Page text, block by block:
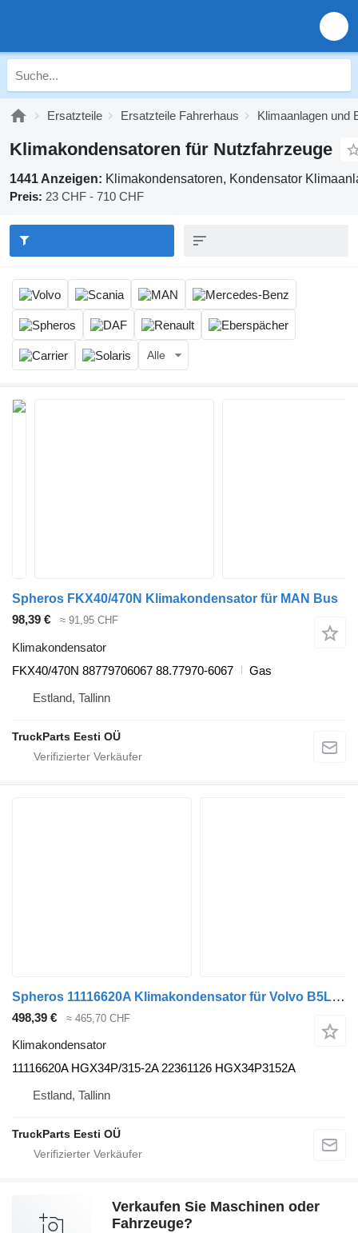
Ersatzteile Ersatzteile Fahrerhaus Klimaanlagen und
Klimakondensatoren für Nutzfahrzeuge
1441 Anzeigen: Klimakondensatoren, Kondensator
Preis: 23 CHF - 710 CHF
Alle
Spheros FKX40/470N Klimakondensator für MAN Bus
98,39 €
≈ 91,95 CHF
Klimakondensator
FKX40/470N 88779706067 88.77970-6067
Gas
Estland, Tallinn
TruckParts Eesti OÜ
Spheros 11116620A Klimakondensator für Volvo B5LH, B0E (2008-) Bus
498,39 € ≈ 465,70 CHF
Klimakondensator
11116620A HGX34P/315-2A 22361126 HGX34P3152A
Estland, Tallinn
TruckParts Eesti OÜ
Verkaufen Sie Maschinen oder
Fahrzeuge?